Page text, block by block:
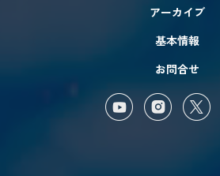
アーカイブ
基本情報
お問合せ